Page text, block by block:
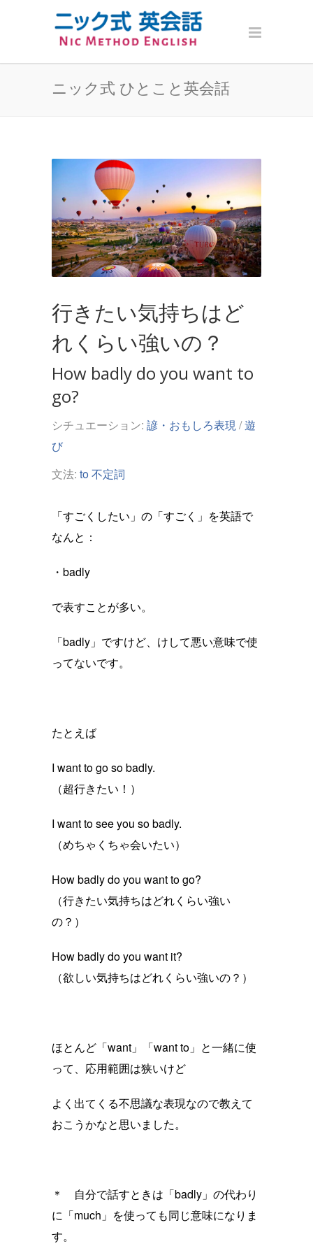
ニック式 ひとこと英会話
行きたい気持ちはど
れくらい強いの？
How badly do you want to
go?
シチュエーション: 諺・おもしろ表現/遊
び
文法: to 不定詞
「すごくしたい」の「すごく」を英語で
なんと：
・badly
で表すことが多い。
「badly」ですけど、けして悪い意味で使
ってないです。
たとえば
I want to go so badly.
（超行きたい！）
I want to see you so badly.
（めちゃくちゃ会いたい）
How badly do you want to go?
（行きたい気持ちはどれくらい強い
の？）
How badly do you want it?
（欲しい気持ちはどれくらい強いの？）
ほとんど「want」「want to」と一緒に使
って、応用範囲は狭いけど
よく出てくる不思議な表現なので教えて
おこうかなと思いました。
＊ 自分で話すときは「badly」の代わり
に「much」を使っても同じ意味になりま
す。